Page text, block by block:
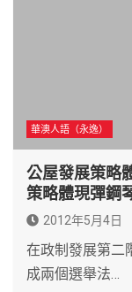
華澳人語（永逸）
公屋發展策略
策略體現彈鋼
2012年5月4日
在政制發展第二
成兩個選舉法…